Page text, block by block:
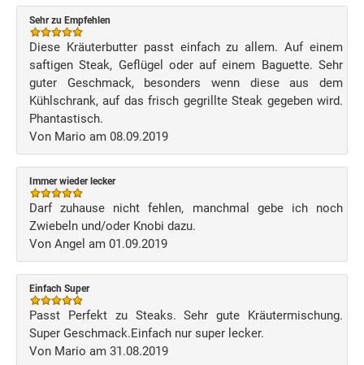
Sehr zu Empfehlen
Diese Kräuterbutter passt einfach zu allem. Auf einem
saftigen Steak, Geflügel oder auf einem Baguette. Sehr
guter Geschmack, besonders wenn diese aus dem
Kühlschrank, auf das frisch gegrillte Steak gegeben wird.
Phantastisch.
Von Mario am 08.09.2019
Immer wieder lecker
Darf zuhause nicht fehlen, manchmal gebe ich noch
Zwiebeln und/oder Knobi dazu.
Von Angel am 01.09.2019
Einfach Super
Passt Perfekt zu Steaks. Sehr gute Kräutermischung.
Super Geschmack.Einfach nur super lecker.
Von Mario am 31.08.2019